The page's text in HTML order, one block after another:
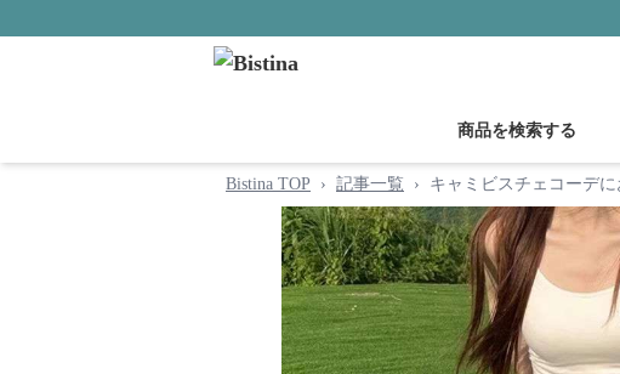
商品を検索する
Bistina TOP › 記事一覧 › キャミビスチェコーデ